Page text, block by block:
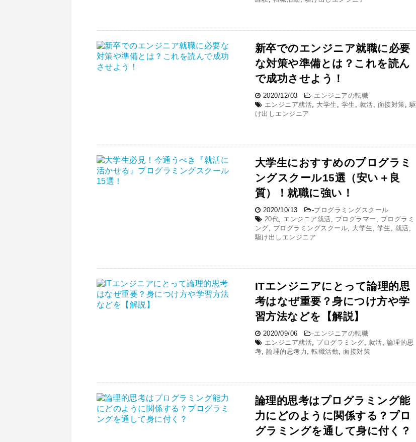
新卒でのエンジニア就職に必要
な対策や準備とは？これを読ん
で成功させよう！
2020/12/03 -エンジニアの転職
エンジニア就活, 大学生 , 学生 , 就活, 面接対策, 駆
け出しエンジニア
大学生におすすめのプログラミ
ングスクール15選（安い＋良
質）！就職に強い！
2020/10/13 -プログラミングスクール
20代, エンジニア就活, プログラマー , プログラミ
ング, プログラミングスクール, 大学生 , 学生 , 就活,
駆け出しエンジニア
ITエンジニアにとって論理的思
考はなぜ重要？身につけ方や学
習方法などを【解説】
2020/09/06 -エンジニアの転職
エンジニア就活, プログラミング, 就活, 論理的思
考,論理的思考力 ,転職活動,面接対策
論理的思考はプログラミング能
力にどのように関係する？プロ
グラミングを通して身に付く？